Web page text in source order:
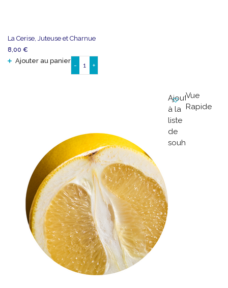
La Cerise, Juteuse et Charnue
8,00 €
Ajouter au panier
-
quantité
Charnue
+
Ajouter
à la
liste
de
souhaits
Vue
Rapide